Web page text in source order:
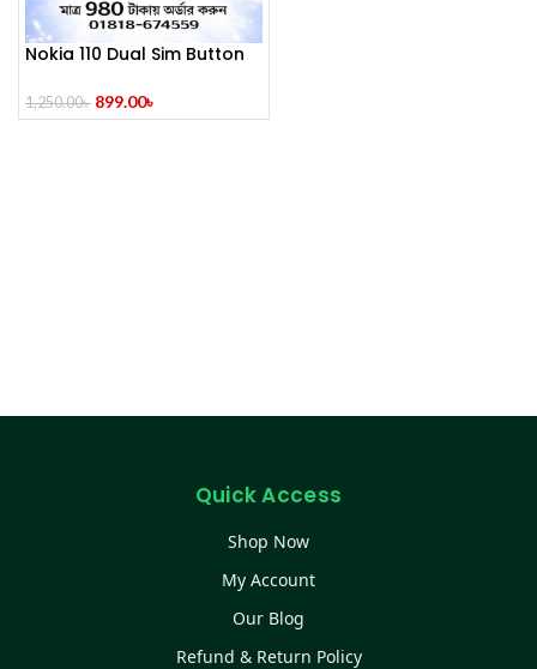
Nokia 110 Dual Sim Button
1,250.00৳ 899.00৳
Quick Access
Shop Now
My Account
Our Blog
Refund & Return Policy